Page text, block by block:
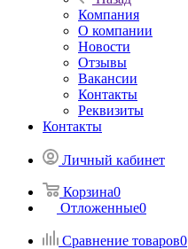
Компания
О компании
Новости
Отзывы
Вакансии
Контакты
Реквизиты
Контакты
Личный кабинет
Корзина0
Отложенные0
Сравнение товаров0